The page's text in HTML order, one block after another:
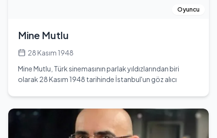
Oyuncu
Mine Mutlu
28 Kasım 1948
Mine Mutlu, Türk sinemasının parlak yıldızlarından biri
olarak 28 Kasım 1948 tarihinde İstanbul'un göz alıcı
katıldığı bir güzellik yarışmasında 'Türkiye Güzeli' unvanını
kazanarak halkın ilgisini üzerine çekmeyi başardı. 1966
yılında sinema dünyasına adım atan Mine Mutlu, ilk